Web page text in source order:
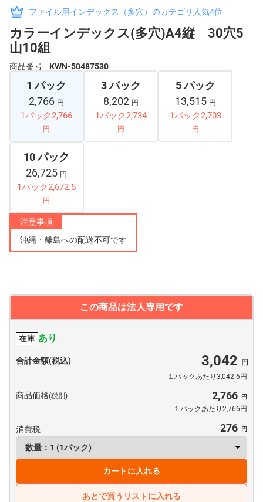
ファイル用インデックス（多穴）のカテゴリ人気4位
カラーインデックス(多穴)A4縦 30穴5
山10組
商品番号 KWN-50487530
1 パック
2,766 円
1パック2,766
円
3 パック
8,202 円
1パック2,734
円
5 パック
13,515 円
1パック2,703
円
10 パック
26,725 円
1パック2,672.5
円
注意事項
沖縄・離島への配送不可です
この商品は法人専用です
在庫 あり
合計金額(税込) 3,042
１パックあたり3,042.6円
商品価格(税別) 2,766
１パックあたり2,766円
消費税 276
カートに入れる
あとで買うリストに入れる